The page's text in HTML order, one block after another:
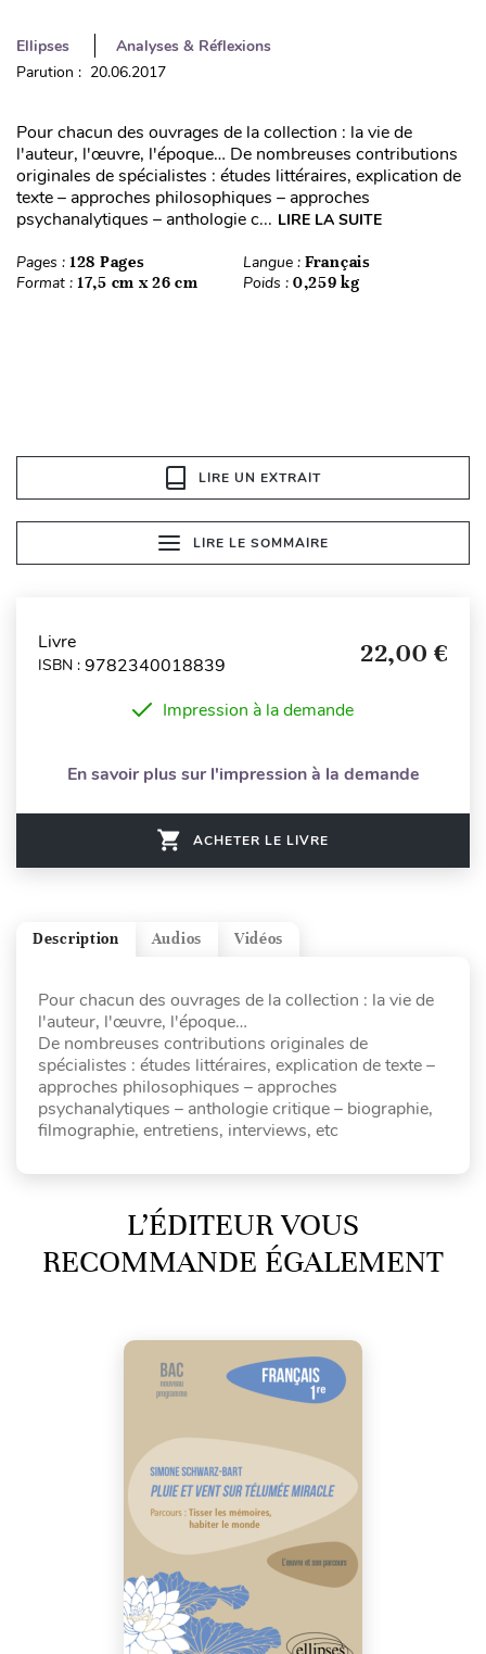
Ellipses
Analyses & Réflexions
Parution : 20.06.2017
Pour chacun des ouvrages de la collection : la vie de
l'auteur, l'œuvre, l'époque… De nombreuses contributions
originales de spécialistes : études littéraires, explication de
texte – approches philosophiques – approches
psychanalytiques – anthologie c... LIRE LA SUITE
Pages : 128 Pages Langue : Français
Format : 17,5 cm x 26 cm Poids : 0,259 kg
LIRE UN EXTRAIT
LIRE LE SOMMAIRE
Livre
ISBN : 9782340018839 22,00 €
Impression à la demande
En savoir plus sur l'impression à la demande
ACHETER LE LIVRE
Vidéos
Audios
Description
Pour chacun des ouvrages de la collection : la vie de
l'auteur, l'œuvre, l'époque…
De nombreuses contributions originales de
spécialistes : études littéraires, explication de texte –
approches philosophiques – approches
psychanalytiques – anthologie critique – biographie,
filmographie, entretiens, interviews, etc
L’ÉDITEUR VOUS
RECOMMANDE ÉGALEMENT